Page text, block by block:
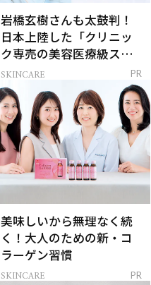
岩橋玄樹さんも太鼓判！
日本上陸した「クリニッ
ク専売の美容医療級スキ
ンケア」
SKINCARE PR
美味しいから無理なく続
く！大人のための新・コ
ラーゲン習慣
SKINCARE PR